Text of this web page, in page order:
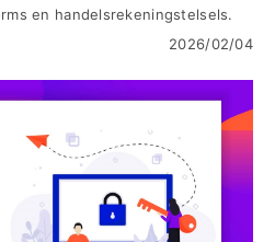
en handelsrekeningstelsels.
2026/02/04